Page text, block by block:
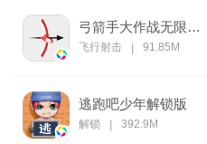
弓箭手大作战无限金币版
飞行射击 91.85M
逃跑吧少年解锁版
解锁 392.9M